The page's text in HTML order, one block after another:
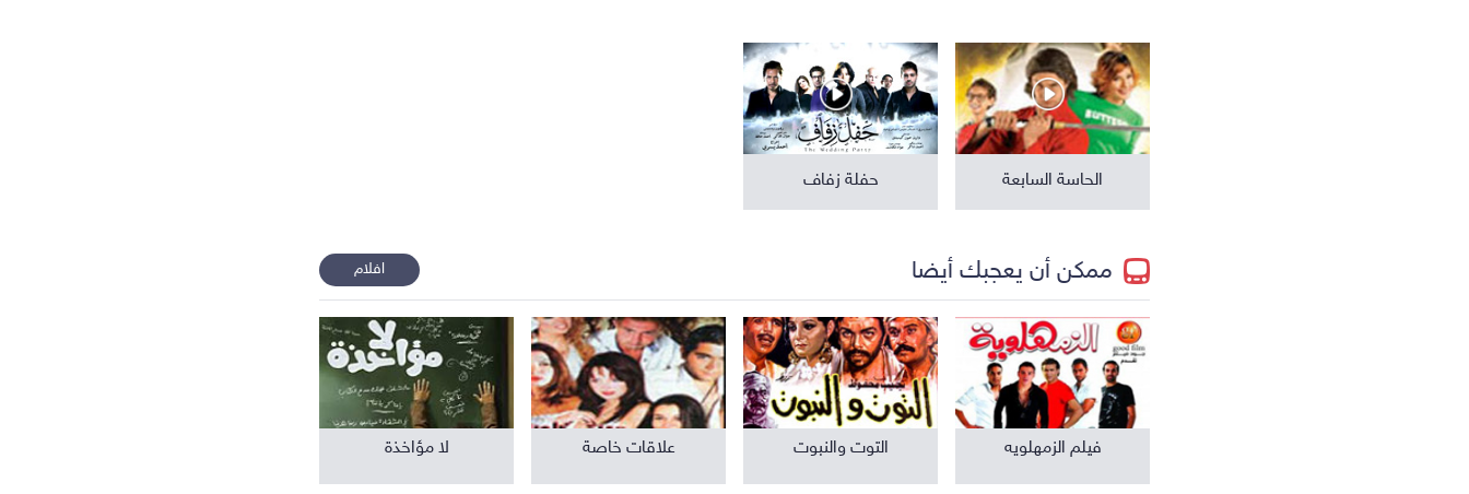
الحاسة السابعة حفلة زفاف
ممكن أن يعجبك أيضا افلام
فيلم الزمهلويه التوت والنبوت علاقات خاصة لا مؤاخذة